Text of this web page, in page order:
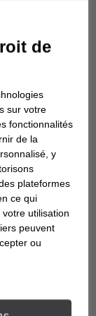
est
de
sur votre
fonctionnalités
de la
y
plateformes
ce qui
utilisation
peuvent
ou
les
de